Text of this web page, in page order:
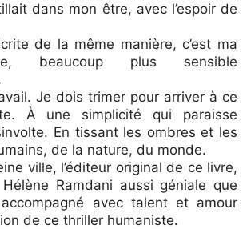
dans mon être, avec l’espoir de
de la même manière, c’est ma
beaucoup plus sensible
Je dois trimer pour arriver à ce
À une simplicité qui paraisse
En tissant les ombres et les
de la nature, du monde.
ville, l’éditeur original de ce livre,
Ramdani aussi géniale que
accompagné avec talent et amour
de ce thriller humaniste.